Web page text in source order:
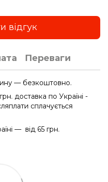
відгук
Переваги
— безкоштовно.
доставка по Україні -
сплачується
— від 65 грн.